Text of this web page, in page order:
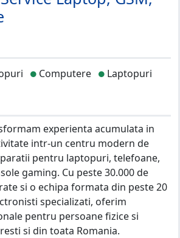
Computere Laptopuri
experienta acumulata in
intr-un centru modern de
pentru laptopuri, telefoane,
gaming. Cu peste 30.000 de
si o echipa formata din peste 20
specializati, oferim
pentru persoane fizice si
si din toata Romania.